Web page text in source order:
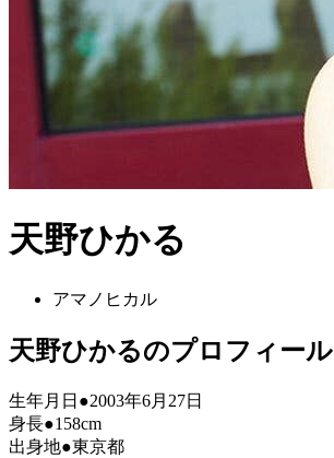
天野ひかる
アマノヒカル
天野ひかるのプロフィール
生年月日●2003年6月27日
身長●158cm
出身地●東京都